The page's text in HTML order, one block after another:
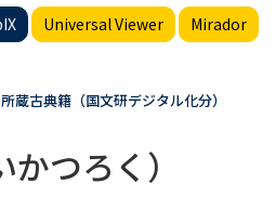
Universal Viewer Mirador
蔵古典籍（国文研デジタル化分）
つろく）